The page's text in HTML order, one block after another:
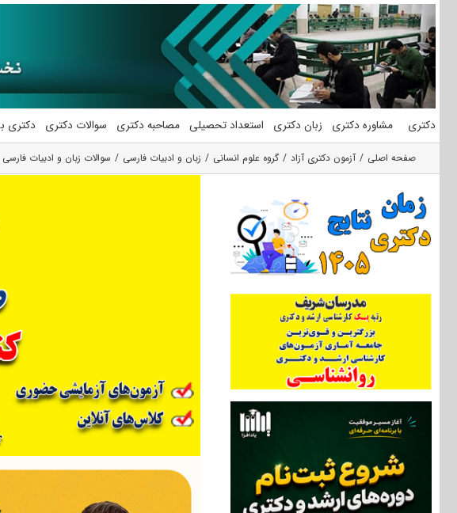
محتوا
دکتری مشاوره دکتری زبان دکتری استعداد تحصیلی مصاحبه دکتری سوالات دکتری دکتری
صفحه اصلی آزمون دکتری آزاد گروه علوم انسانی زبان و ادبیات فارسی سوالات زبان و ادبیات فارسی